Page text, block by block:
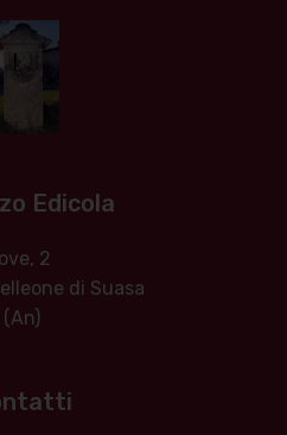
Edicola
Nuove, 2
di Suasa
(An)